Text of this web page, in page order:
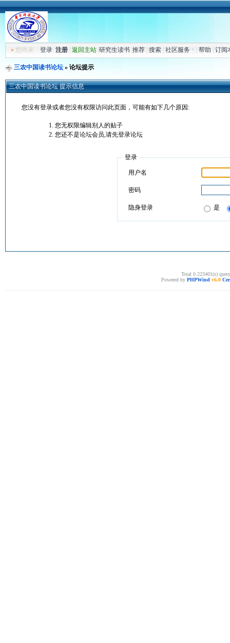
»您尚未 登录 注册| 返回主站| 研究生读书| 推荐| 搜索| 社区服务 帮助 订阅
三农中国读书论坛» 论坛提示
三农中国读书论坛 提示信息
您没有登录或者您没有权限访问此页面，可能有如下几个原因:
您无权限编辑别人的贴子
您还不是论坛会员,请先登录论坛
登录
用户名
密码
隐身登录 是
Total 0.223401(s)
Powered by PHPWind v6.0